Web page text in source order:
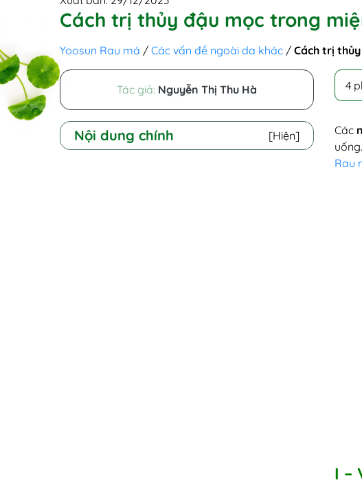
Cách trị thủy đậu mọc trong
Yoosun Rau má / Các vấn đề ngoài da khác / Cách trị
Tác giả: Nguyễn Thị Thu Hà
Nội dung chính [Hiện]
4
Các
Rau
I –